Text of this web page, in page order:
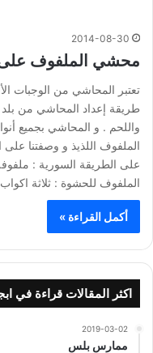
2014-08-30
محشي الملفوف على
تعتبر المحاشي من الوجبات
طريقة إعداد المحاشي من بلد
واللحم . و المحاشي بجميع
الملفوف اللذيذ و وصفتنا
على الطريقة السورية :
الملفوف للحشوة : ثلاثة
أكمل القراءة »
اكثر المقالات قراءة في
2019-03-02
ممارس بلس